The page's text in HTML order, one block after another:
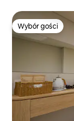
Wybór gości
Wybór gości